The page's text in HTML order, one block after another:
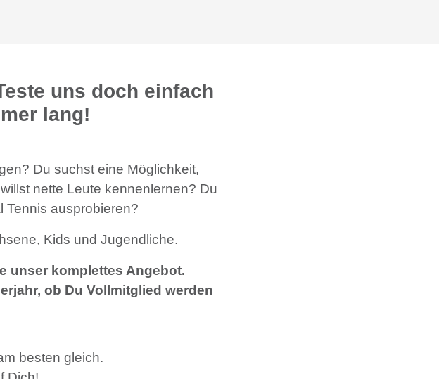
uns doch einfach
lang!
Du suchst eine Möglichkeit,
nette Leute kennenlernen? Du
Tennis ausprobieren?
Kids und Jugendliche.
unser komplettes Angebot.
ob Du Vollmitglied werden
besten gleich.